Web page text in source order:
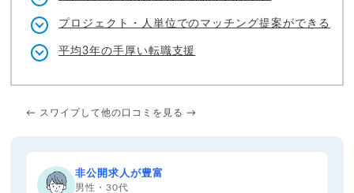
プロジェクト・人単位でのマッチング提案ができる
平均3年の手厚い転職支援
← スワイプして他の口コミを見る →
非公開求人が豊富
男性・30代